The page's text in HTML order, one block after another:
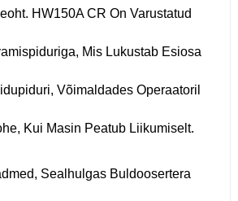
HW150A CR On Varustatud
Mis Lukustab Esiosa
Võimaldades Operaatoril
Kui Masin Peatub Liikumiselt.
Sealhulgas Buldoosertera